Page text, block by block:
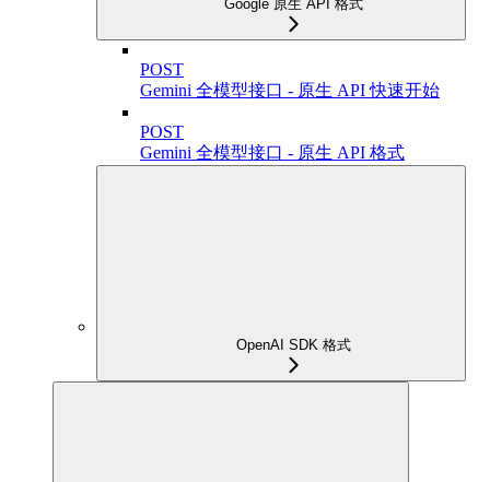
Google 原生 API 格式
POST
Gemini 全模型接口 - 原生 API 快速开始
POST
Gemini 全模型接口 - 原生 API 格式
OpenAI SDK 格式